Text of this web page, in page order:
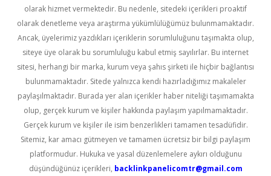
olarak hizmet vermektedir. Bu nedenle, sitedeki içerikleri proaktif
olarak denetleme veya araştırma yükümlülüğümüz bulunmamaktadır.
Ancak, üyelerimiz yazdıkları içeriklerin sorumluluğunu taşımakta olup,
siteye üye olarak bu sorumluluğu kabul etmiş sayılırlar. Bu internet
sitesi, herhangi bir marka, kurum veya şahıs şirketi ile hiçbir bağlantısı
bulunmamaktadır. Sitede yalnızca kendi hazırladığımız makaleler
paylaşılmaktadır. Burada yer alan içerikler haber niteliği taşımamakta
olup, gerçek kurum ve kişiler hakkında paylaşım yapılmamaktadır.
Gerçek kurum ve kişiler ile isim benzerlikleri tamamen tesadüfidir.
Sitemiz, kar amacı gütmeyen ve tamamen ücretsiz bir bilgi paylaşım
platformudur. Hukuka ve yasal düzenlemelere aykırı olduğunu
düşündüğünüz içerikleri, backlinkpanelicomtr@gmail.com